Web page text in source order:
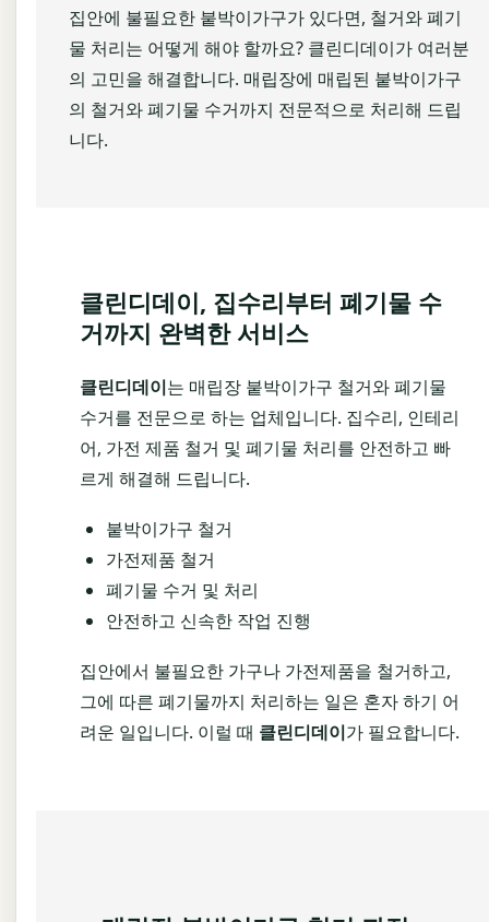
집안에 불필요한 붙박이가구가 있다면, 철거와 폐기
물 처리는 어떻게 해야 할까요? 클린디데이가 여러분
의 고민을 해결합니다. 매립장에 매립된 붙박이가구
의 철거와 폐기물 수거까지 전문적으로 처리해 드립
니다.
클린디데이, 집수리부터 폐기물 수
거까지 완벽한 서비스
클린디데이는 매립장 붙박이가구 철거와 폐기물
수거를 전문으로 하는 업체입니다. 집수리, 인테리
어, 가전 제품 철거 및 폐기물 처리를 안전하고 빠
르게 해결해 드립니다.
붙박이가구 철거
가전제품 철거
폐기물 수거 및 처리
안전하고 신속한 작업 진행
집안에서 불필요한 가구나 가전제품을 철거하고,
그에 따른 폐기물까지 처리하는 일은 혼자 하기 어
려운 일입니다. 이럴 때 클린디데이가 필요합니다.